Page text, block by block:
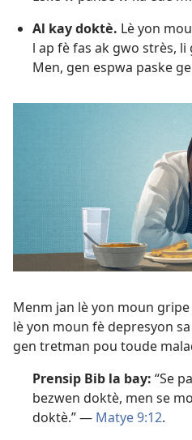
Al kay doktè. Lè yon
l ap fè fas ak gwo strès,
Men, gen espwa paske
Menm jan lè yon moun
lè yon moun fè depresyon
gen tretman pou toude
Prensip Bib la bay: “Se
bezwen doktè, men se
doktè.” — Matye 9:12.